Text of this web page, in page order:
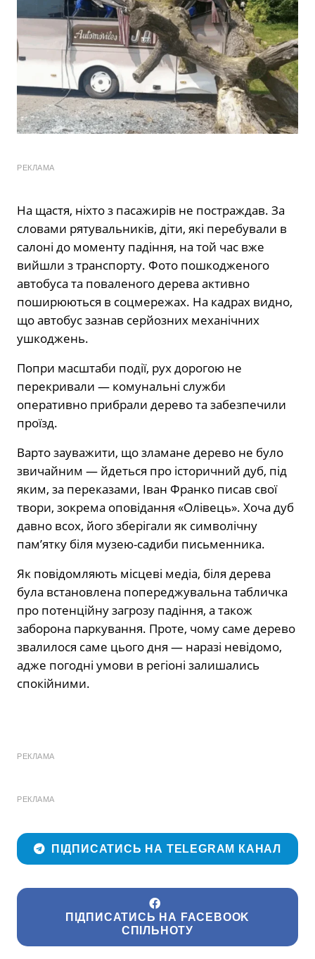
РЕКЛАМА
На щастя, ніхто з пасажирів не постраждав. За
словами рятувальників, діти, які перебували в
салоні до моменту падіння, на той час вже
вийшли з транспорту. Фото пошкодженого
автобуса та поваленого дерева активно
поширюються в соцмережах. На кадрах видно,
що автобус зазнав серйозних механічних
ушкоджень.
Попри масштаби події, рух дорогою не
перекривали — комунальні служби
оперативно прибрали дерево та забезпечили
проїзд.
Варто зауважити, що зламане дерево не було
звичайним — йдеться про історичний дуб, під
яким, за переказами, Іван Франко писав свої
твори, зокрема оповідання «Олівець». Хоча дуб
давно всох, його зберігали як символічну
пам’ятку біля музею-садиби письменника.
Як повідомляють місцеві медіа, біля дерева
була встановлена попереджувальна табличка
про потенційну загрозу падіння, а також
заборона паркування. Проте, чому саме дерево
звалилося саме цього дня — наразі невідомо,
адже погодні умови в регіоні залишались
спокійними.
РЕКЛАМА
РЕКЛАМА
ПІДПИСАТИСЬ НА TELEGRAM КАНАЛ
ПІДПИСАТИСЬ НА FACEBOOK
СПІЛЬНОТУ